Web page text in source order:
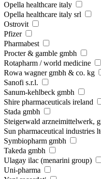
Opella healthcare italy
Opella healthcare italy srl
Ostrovit
Pfizer
Pharmabest
Procter & gamble gmbh
Rotapharm / world medicine
Rowa wagner gmbh & co. kg
Sanofi s.r.l.
Sanum-kehlbeck gmbh
Shire pharmaceuticals ireland
Stada gmbh
Steigerwald arzneimittelwerk,
Sun pharmaceutical industries
Symbiopharm gmbh
Takeda gmbh
Ulagay ilac (menarini group)
Uni-pharma